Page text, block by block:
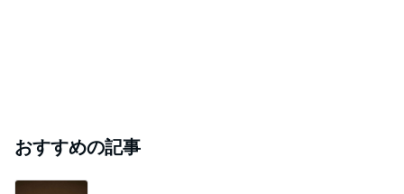
おすすめの記事